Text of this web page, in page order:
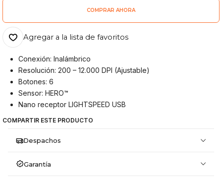
COMPRAR AHORA
Agregar a la lista de favoritos
Conexión: Inalámbrico
Resolución: 200 – 12.000 DPI (Ajustable)
Botones: 6
Sensor: HERO™
Nano receptor LIGHTSPEED USB
COMPARTIR ESTE PRODUCTO
Despachos
Garantía